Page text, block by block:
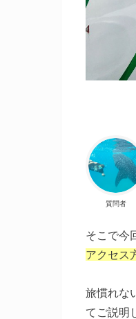
質問者
そこで今
アクセス
旅慣れな
てご説明